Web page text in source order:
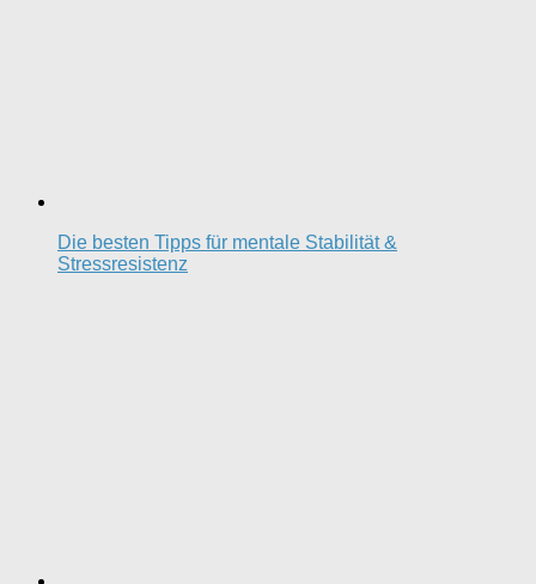
Die besten Tipps für mentale Stabilität &
Stressresistenz